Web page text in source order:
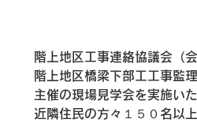
階上地区工事連絡協議会（
階上地区橋梁下部工工事監
主催の現場見学会を実施いた
近隣住民の方々１５０名以